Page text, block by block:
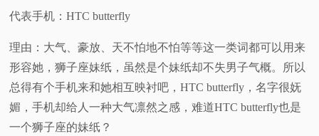
代表手机：HTC butterfly
理由：大气、豪放、天不怕地不怕等等这一类词都可以用来
形容她，狮子座妹纸，虽然是个妹纸却不失男子气概。所以
总得有个手机来和她相互映衬吧，HTC butterfly，名字很妩
媚，手机却给人一种大气凛然之感，难道HTC butterfly也是
一个狮子座的妹纸？